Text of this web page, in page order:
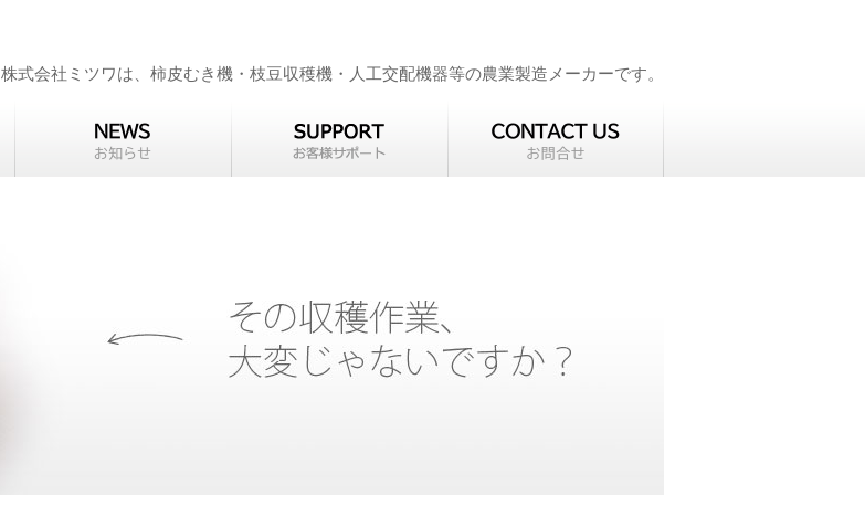
株式会社ミツワは、柿皮むき機・枝豆収穫機・人工交配機器等の農業製造メーカーです。